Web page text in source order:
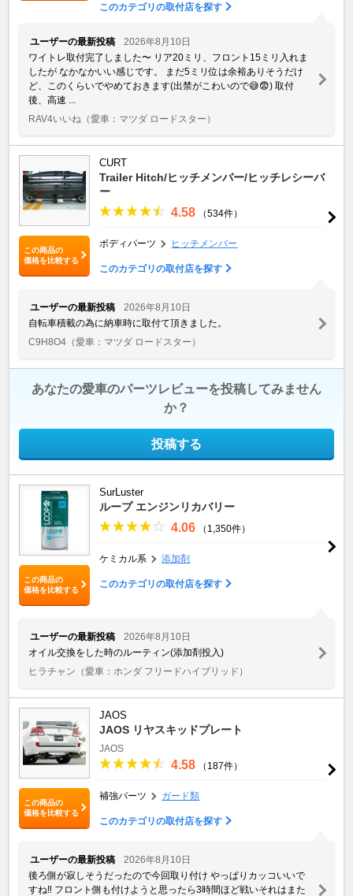
このカテゴリの取付店を探す
ユーザーの最新投稿
2026年8月10日
ワイトレ取付完了しました〜 リア20ミリ、フロント15ミリ入れま
したが なかなかいい感じです。 まだ5ミリ位は余裕ありそうだけ
ど、このくらいでやめておきます(出禁がこわいので😅😨) 取付
後、高速 ...
RAV4いいね （愛車：マツダ ロードスター）
この商品の
価格を比較する
CURT
Trailer Hitch/ヒッチメンバー/ヒッチレシーバ
ー
4.58 （534件）
ボディパーツ ヒッチメンバー
このカテゴリの取付店を探す
ユーザーの最新投稿
2026年8月10日
自転車積載の為に納車時に取付て頂きました。
C9H8O4 （愛車：マツダ ロードスター）
あなたの愛車のパーツレビューを投稿してみません
か？
投稿する
この商品の
価格を比較する
SurLuster
ループ エンジンリカバリー
4.06 （1,350件）
ケミカル系 添加剤
このカテゴリの取付店を探す
ユーザーの最新投稿
2026年8月10日
オイル交換をした時のルーティン(添加剤投入)
ヒラチャン （愛車：ホンダ フリードハイブリッド）
この商品の
価格を比較する
JAOS
JAOS リヤスキッドプレート
JAOS
4.58 （187件）
補強パーツ ガード類
このカテゴリの取付店を探す
ユーザーの最新投稿
2026年8月10日
後ろ側が寂しそうだったので今回取り付け やっぱりカッコいいで
すね‼️ フロント側も付けようと思ったら3時間ほど戦いそれはまた